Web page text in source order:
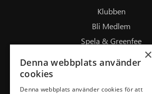
Klubben
Bli Medlem
Spela & Greenfee
Masterplan/Pierre Fulke
Företag
×
Denna webbplats använder
cookies
Denna webbplats använder cookies för att